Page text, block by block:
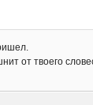
от твоего